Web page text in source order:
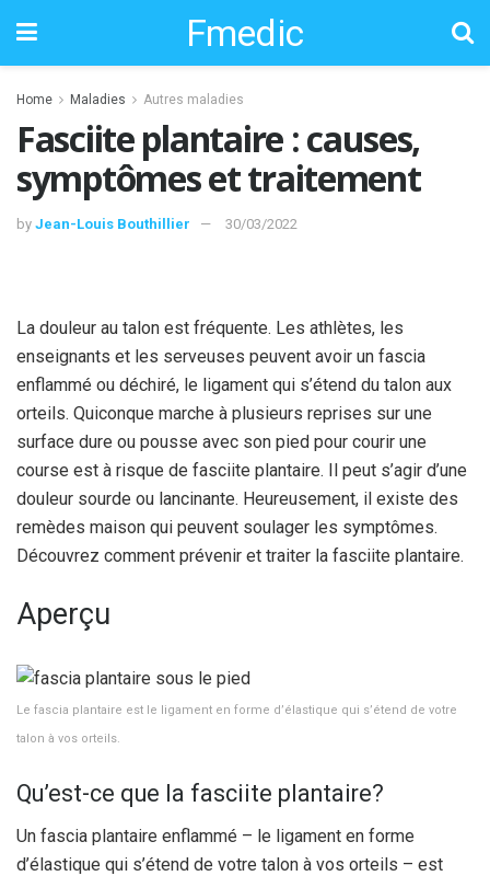
Fmedic
Home Maladies Autres maladies
Fasciite plantaire : causes,
symptômes et traitement
by Jean-Louis Bouthillier 30/03/2022
La douleur au talon est fréquente. Les athlètes, les
enseignants et les serveuses peuvent avoir un fascia
enflammé ou déchiré, le ligament qui s’étend du talon aux
orteils. Quiconque marche à plusieurs reprises sur une
surface dure ou pousse avec son pied pour courir une
course est à risque de fasciite plantaire. Il peut s’agir d’une
douleur sourde ou lancinante. Heureusement, il existe des
remèdes maison qui peuvent soulager les symptômes.
Découvrez comment prévenir et traiter la fasciite plantaire.
Aperçu
Le fascia plantaire est le ligament en forme d’élastique qui s’étend de votre
talon à vos orteils.
Qu’est-ce que la fasciite plantaire?
Un fascia plantaire enflammé – le ligament en forme
d’élastique qui s’étend de votre talon à vos orteils – est